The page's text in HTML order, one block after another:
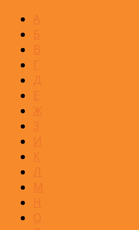
А
Б
В
Г
Д
Е
Ж
З
И
К
Л
М
Н
О